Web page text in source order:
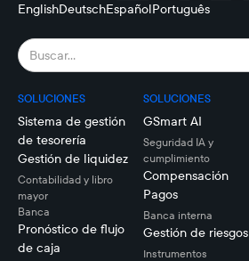
EnglishDeutschEspañolPortuguês
SOLUCIONES
Sistema de gestión
de tesorería
Gestión de liquidez
Contabilidad y libro
mayor
Banca
Pronóstico de flujo
de caja
SOLUCIONES
GSmart AI
Seguridad IA y
cumplimiento
Compensación
Pagos
Banca interna
Gestión de riesgos
Instrumentos